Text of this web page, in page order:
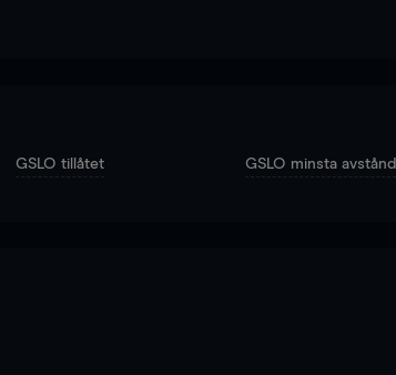
GSLO tillåtet GSLO minsta avstånd